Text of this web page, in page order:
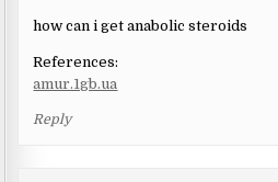
how can i get anabolic steroids
References:
amur.1gb.ua
Reply